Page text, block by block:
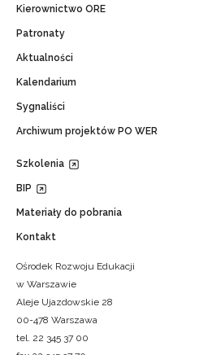
Kierownictwo ORE
Patronaty
Aktualności
Kalendarium
Sygnaliści
Archiwum projektów PO WER
Szkolenia
BIP
Materiały do pobrania
Kontakt
Ośrodek Rozwoju Edukacji
w Warszawie
Aleje Ujazdowskie 28
00-478 Warszawa
tel. 22 345 37 00